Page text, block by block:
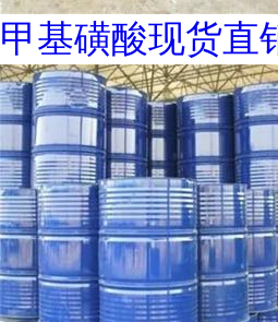
甲基磺酸现货直